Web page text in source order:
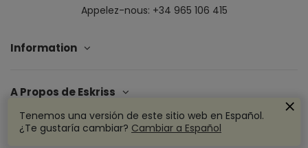
Appelez-nous: +34 965 106 415
Information
A Propos de Eskriss
Tenemos una versión de este sitio web en Español.
¿Te gustaría cambiar? Cambiar a Español